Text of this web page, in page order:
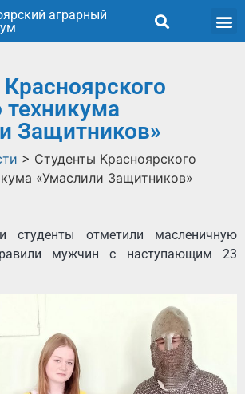
аграрный
техникума
Защитников»
> Студенты Красноярского
«Умаслили Защитников»
студенты отметили масленичную
мужчин с наступающим 23